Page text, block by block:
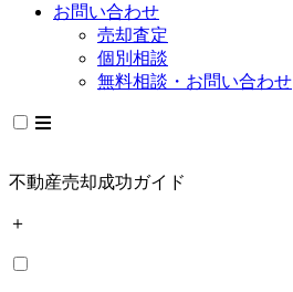
お問い合わせ
売却査定
個別相談
無料相談・お問い合わせ
不動産売却成功ガイド
＋